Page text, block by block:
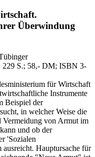
Überwindung
S.; 58,- DM; ISBN 3-
für Wirtschaft
Instrumente
Beispiel der
in welcher Weise die
von Armut im
und ob der
'Sozialen
Hauptursache für